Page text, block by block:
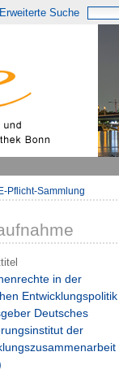
Erweiterte Suche
E-Pflicht-Sammlung
in der
Deutsches
der